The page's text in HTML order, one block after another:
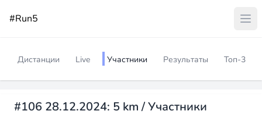
#Run5
Дистанции Live Участники Результаты Топ-3
#106 28.12.2024: 5 km / Участники